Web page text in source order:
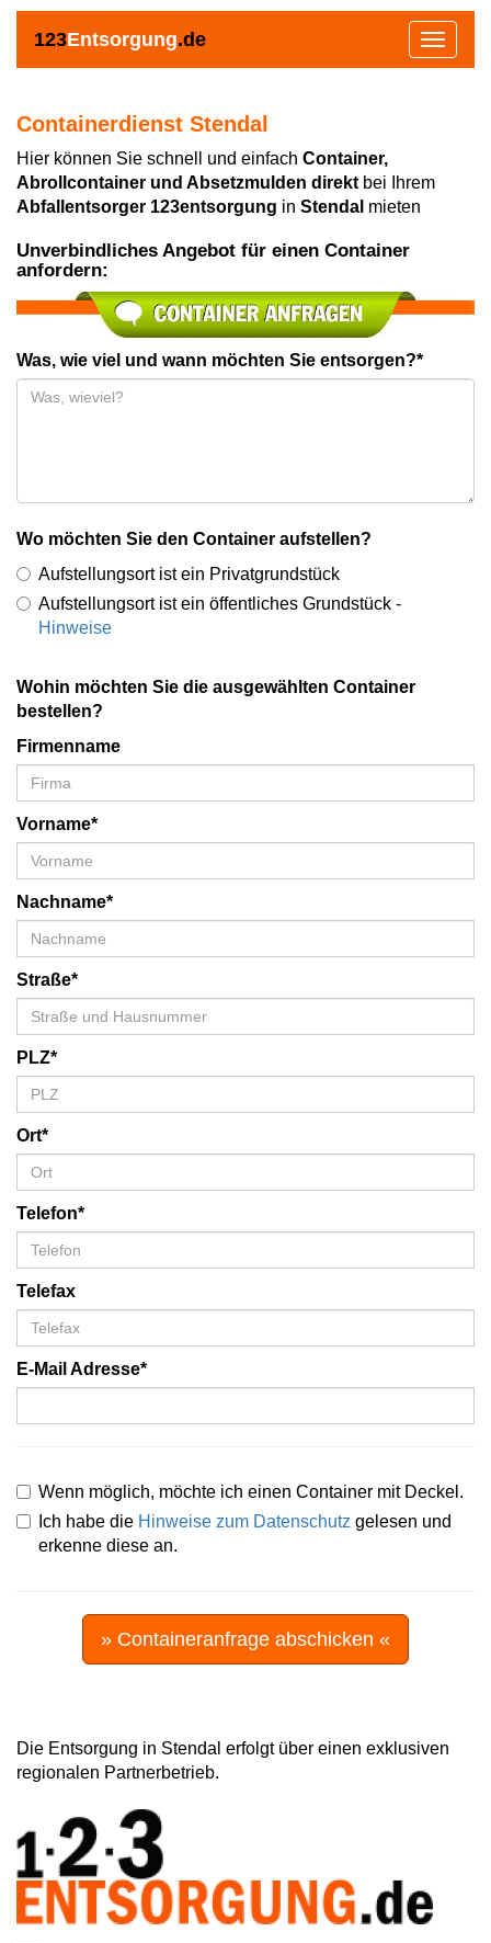
123Entsorgung.de
Toggle
Containerdienst Stendal
Hier können Sie schnell und einfach Container,
Abrollcontainer und Absetzmulden direkt bei Ihrem
Abfallentsorger 123entsorgung in Stendal mieten
Unverbindliches Angebot für einen Container
anfordern:
Was, wie viel und wann möchten Sie entsorgen?*
Wo möchten Sie den Container aufstellen?
Aufstellungsort ist ein Privatgrundstück
Aufstellungsort ist ein öffentliches Grundstück -
Hinweise
Wohin möchten Sie die ausgewählten Container
bestellen?
Firmenname
Vorname*
Nachname*
Straße*
PLZ*
Ort*
Telefon*
Telefax
E-Mail Adresse*
Wenn möglich, möchte ich einen Container mit Deckel.
Ich habe die Hinweise zum Datenschutz gelesen und
erkenne diese an.
» Containeranfrage abschicken «
Die Entsorgung in Stendal erfolgt über einen exklusiven
regionalen Partnerbetrieb.